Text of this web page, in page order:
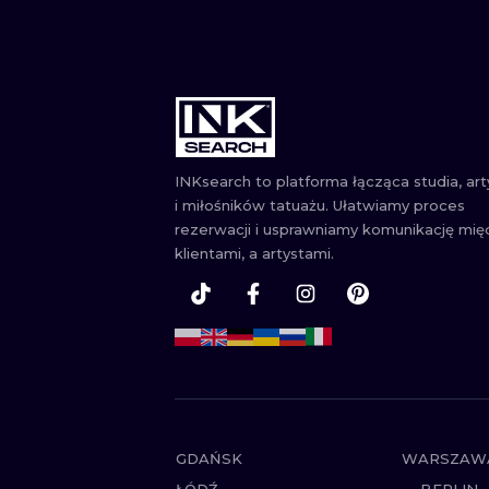
INKsearch to platforma łącząca studia,
i miłośników tatuażu. Ułatwiamy proces
rezerwacji i usprawniamy komunikację
klientami, a artystami.
GDAŃSK